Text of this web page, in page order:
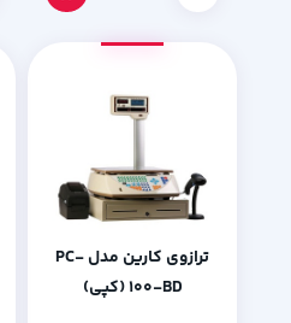
ترازوی کارین مدل PC-
100-BD (کپی)